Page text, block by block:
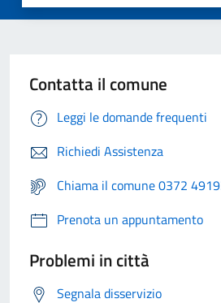
Contatta il comune
Leggi le domande frequenti
Richiedi Assistenza
Chiama il comune 0372
Prenota un appuntamento
Problemi in città
Segnala disservizio